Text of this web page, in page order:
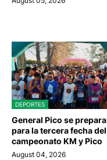
DEPORTES
General Pico se prepara
para la tercera fecha del
campeonato KM y Pico
August 04, 2026